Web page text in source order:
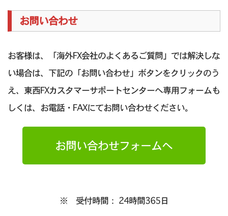
お問い合わせ
お客様は、「海外FX会社のよくあるご質問」では解決しな
い場合は、下記の「お問い合わせ」ボタンをクリックのう
え、東西FXカスタマーサポートセンターへ専用フォームも
しくは、お電話・FAXにてお問い合わせください。
お問い合わせフォームへ
※ 受付時間： 24時間365日